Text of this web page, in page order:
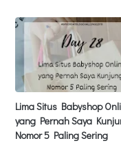
Lima Situs Babyshop
yang Pernah Saya
Nomor 5 Paling Sering